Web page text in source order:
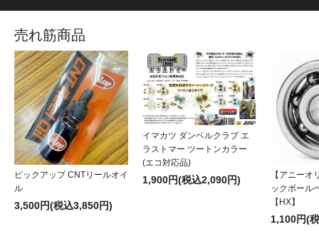
売れ筋商品
ピックアップ CNTリールオイ
ル
3,500円(税込3,850円)
イマカツ ダンベルクラブ エ
ラストマー ツートンカラー
(エコ対応品)
1,900円(税込2,090円)
【アニーオ
ックボール
【HX】
1,100円(